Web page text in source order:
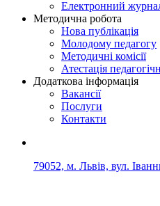
Електронний
Методична робота
Нова публікація
Молодому педагогу
Методичні комісії
Атестація
Додаткова інформація
Вакансії
Послуги
Контакти
79052, м. Львів, вул.